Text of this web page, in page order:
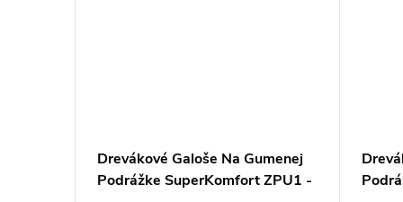
Drevákové Galoše Na Gumenej
Podrážke SuperKomfort ZPU1 -